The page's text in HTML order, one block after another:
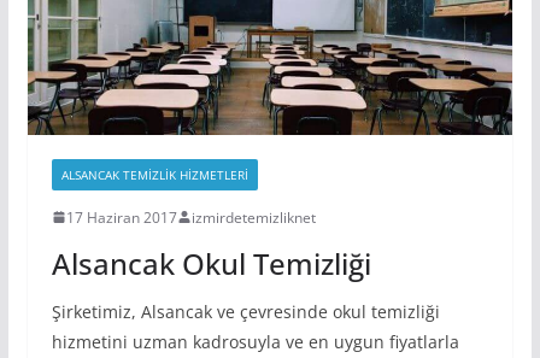
ALSANCAK TEMIZLIK HIZMETLERI
17 Haziran 2017 izmirdetemizliknet
Alsancak Okul Temizliği
Şirketimiz, Alsancak ve çevresinde okul temizliği
hizmetini uzman kadrosuyla ve en uygun fiyatlarla